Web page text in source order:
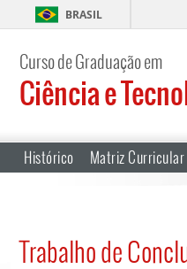
BRASIL
Curso de Graduação em
Ciência e
Histórico Matriz Curricular
Trabalho de